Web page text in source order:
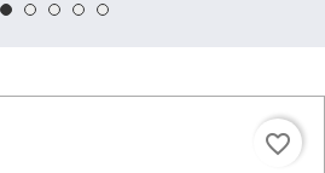
favorite_border